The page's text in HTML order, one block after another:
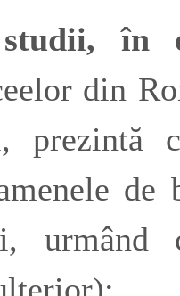
în
din
prezintă
de
urmând